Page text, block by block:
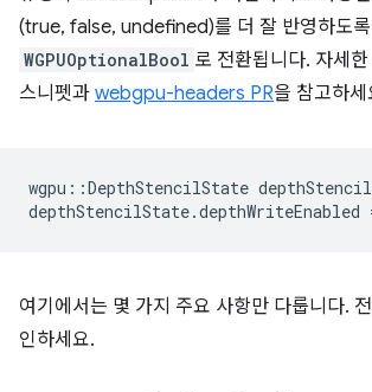
(true, false, undefined)를 더 잘 반영하도록
WGPUOptionalBool 로 전환됩니다. 자세
스니펫과 webgpu-headers PR을 참고하세
wgpu ::DepthStencilState
depthStencilState.depthWriteEnabled
여기에서는 몇 가지 주요 사항만 다룹니다. 전
인하세요.